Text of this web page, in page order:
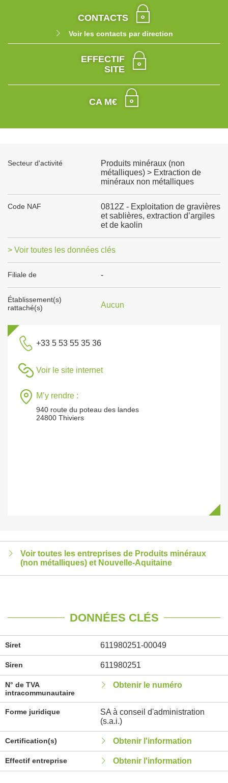
CONTACTS
Voir les contacts par direction
EFFECTIF
SITE
CA M€
Secteur d'activité
Produits minéraux (non
métalliques) > Extraction de
minéraux non métalliques
Code NAF
0812Z - Exploitation de gravières
et sablières, extraction d’argiles
et de kaolin
> Voir toutes les données clés
Filiale de -
Établissement(s)
rattaché(s)
Aucun
+33 5 53 55 35 36
Voir le site internet
M’y rendre :
940 route du poteau des landes
24800 Thiviers
Voir toutes les entreprises de Produits minéraux
(non métalliques) et Nouvelle-Aquitaine
DONNÉES CLÉS
Siret 611980251-00049
Siren 611980251
N° de TVA
intracommunautaire
Obtenir le numéro
Forme juridique
SA à conseil d'administration
(s.a.i.)
Certification(s) Obtenir l'information
Effectif entreprise Obtenir l'information